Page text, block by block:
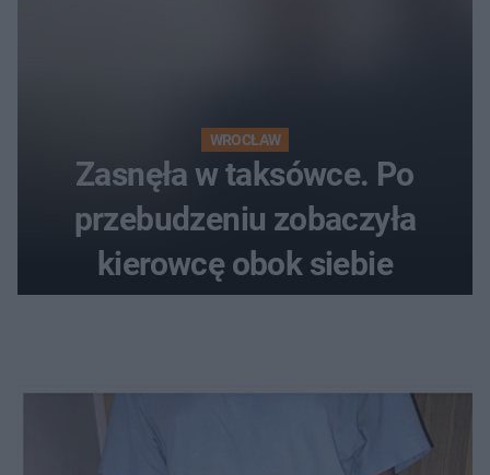
WROCŁAW
Zasnęła w taksówce. Po
przebudzeniu zobaczyła
kierowcę obok siebie